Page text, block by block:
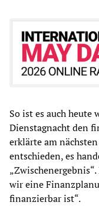
So ist es auch
Dienstagnacht den
erklärte am
entschieden, es
wir eine
finanzierbar ist“.